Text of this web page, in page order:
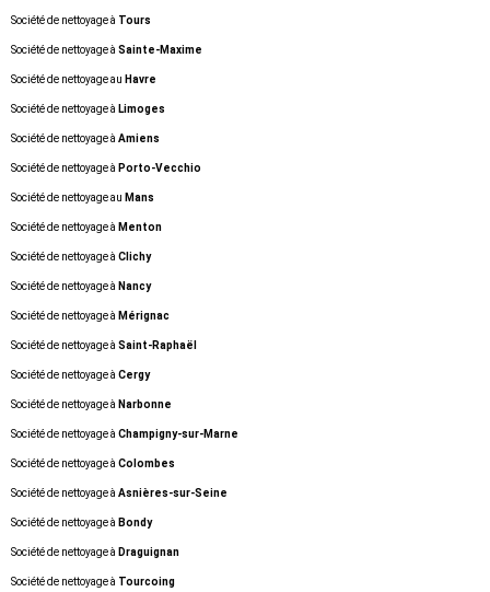
Société de nettoyage à Tours
Société de nettoyage à Sainte-Maxime
Société de nettoyage au Havre
Société de nettoyage à Limoges
Société de nettoyage à Amiens
Société de nettoyage à Porto-Vecchio
Société de nettoyage au Mans
Société de nettoyage à Menton
Société de nettoyage à Clichy
Société de nettoyage à Nancy
Société de nettoyage à Mérignac
Société de nettoyage à Saint-Raphaël
Société de nettoyage à Cergy
Société de nettoyage à Narbonne
Société de nettoyage à Champigny-sur-Marne
Société de nettoyage à Colombes
Société de nettoyage à Asnières-sur-Seine
Société de nettoyage à Bondy
Société de nettoyage à Draguignan
Société de nettoyage à Tourcoing